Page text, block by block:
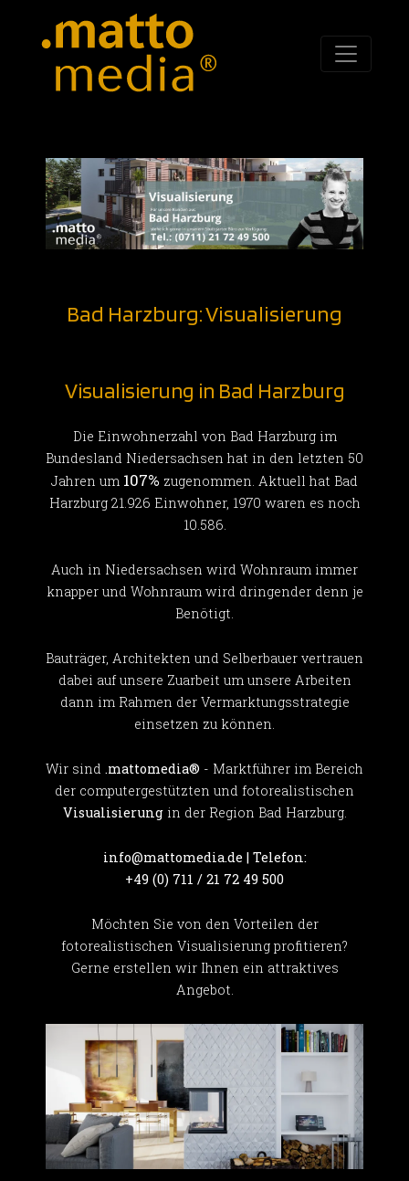
Bad Harzburg: Visualisierung
Visualisierung in Bad Harzburg
Die Einwohnerzahl von Bad Harzburg im
Bundesland Niedersachsen hat in den letzten 50
Jahren um 107% zugenommen. Aktuell hat Bad
Harzburg 21.926 Einwohner, 1970 waren es noch
10.586.
Auch in Niedersachsen wird Wohnraum immer
knapper und Wohnraum wird dringender denn je
Benötigt.
Bauträger, Architekten und Selberbauer vertrauen
dabei auf unsere Zuarbeit um unsere Arbeiten
dann im Rahmen der Vermarktungsstrategie
einsetzen zu können.
Wir sind .mattomedia® - Marktführer im Bereich
der computergestützten und fotorealistischen
Visualisierungin der Region Bad Harzburg.
info@mattomedia.de | Telefon:
+49 (0) 711 / 21 72 49 500
Möchten Sie von den Vorteilen der
fotorealistischen Visualisierung profitieren?
Gerne erstellen wir Ihnen ein attraktives
Angebot.